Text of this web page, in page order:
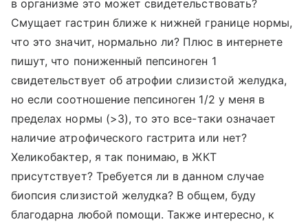
в организме это может свидетельствовать?
Смущает гастрин ближе к нижней границе нормы,
что это значит, нормально ли? Плюс в интернете
пишут, что пониженный пепсиноген 1
свидетельствует об атрофии слизистой желудка,
но если соотношение пепсиноген 1/2 у меня в
пределах нормы (>3), то это все-таки означает
наличие атрофического гастрита или нет?
Хеликобактер, я так понимаю, в ЖКТ
присутствует? Требуется ли в данном случае
биопсия слизистой желудка? В общем, буду
благодарна любой помощи. Также интересно, к